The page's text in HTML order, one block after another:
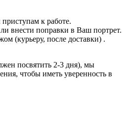
к работе.
внести поправки в Ваш портрет.
(курьеру, после доставки) .
посвятить 2-3 дня), мы
чтобы иметь уверенность в